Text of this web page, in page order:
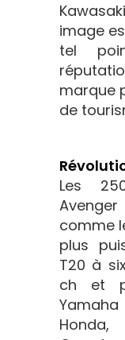
image
tel
marque
de
Les
comme
plus
T20 à
ch et
Yamaha